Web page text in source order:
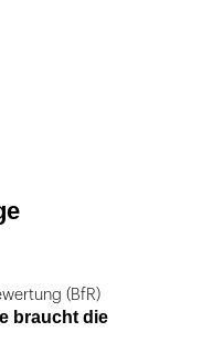
(BfR)
braucht die